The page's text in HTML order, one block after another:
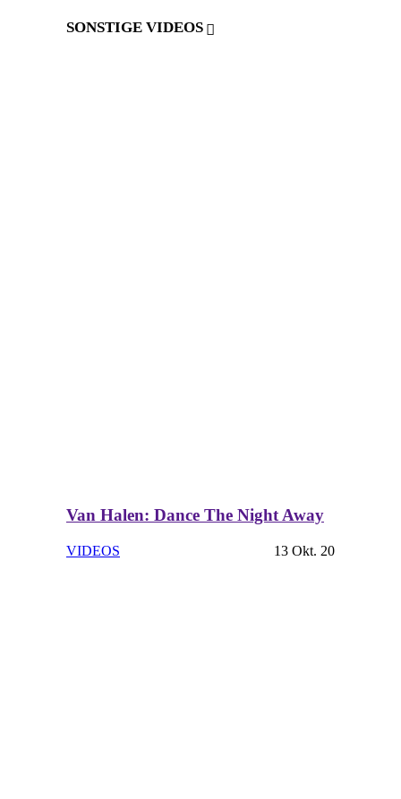
SONSTIGE VIDEOS
Van Halen: Dance The Night Away
VIDEOS 13 Okt. 20